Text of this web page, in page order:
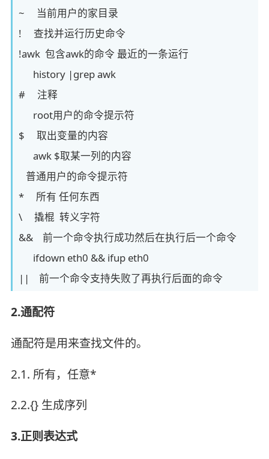
~ 当前用户的家目录
! 查找并运行历史命令
!awk 包含awk的命令 最近的一条运行
history |grep awk
# 注释
root用户的命令提示符
$ 取出变量的内容
awk $取某一列的内容
普通用户的命令提示符
* 所有 任何东西
\ 撬棍 转义字符
&& 前一个命令执行成功然后在执行后一个命令
ifdown eth0 && ifup eth0
|| 前一个命令支持失败了再执行后面的命令
2.通配符
通配符是用来查找文件的。
2.1. 所有，任意*
2.2.{} 生成序列
3.正则表达式